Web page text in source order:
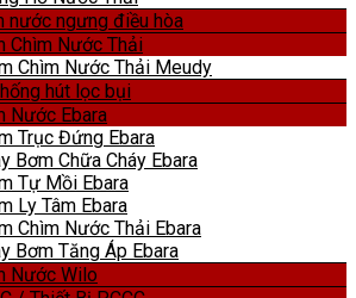
nước ngưng điều hòa
Chìm Nước Thải
Chìm Nước Thải Meudy
hút lọc bụi
Nước Ebara
Trục Đứng Ebara
Bơm Chữa Cháy Ebara
Tự Mồi Ebara
Ly Tâm Ebara
Chìm Nước Thải Ebara
Bơm Tăng Áp Ebara
Nước Wilo